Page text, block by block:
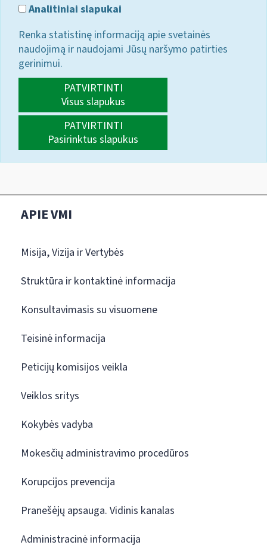
Analitiniai slapukai
Renka statistinę informaciją apie svetainės
naudojimą ir naudojami Jūsų naršymo patirties
gerinimui.
PATVIRTINTI
Visus slapukus
PATVIRTINTI
Pasirinktus slapukus
APIE VMI
Misija, Vizija ir Vertybės
Struktūra ir kontaktinė informacija
Konsultavimasis su visuomene
Teisinė informacija
Peticijų komisijos veikla
Veiklos sritys
Kokybės vadyba
Mokesčių administravimo procedūros
Korupcijos prevencija
Pranešėjų apsauga. Vidinis kanalas
Administracinė informacija